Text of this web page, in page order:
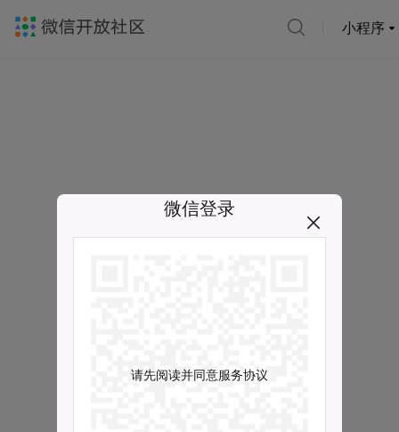
小程序
微信登录
请先阅读并同意服务协议